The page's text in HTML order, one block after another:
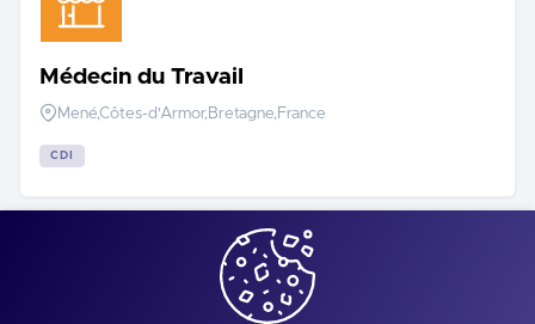
Médecin du Travail
Mené,Côtes-d'Armor,Bretagne,France
CDI